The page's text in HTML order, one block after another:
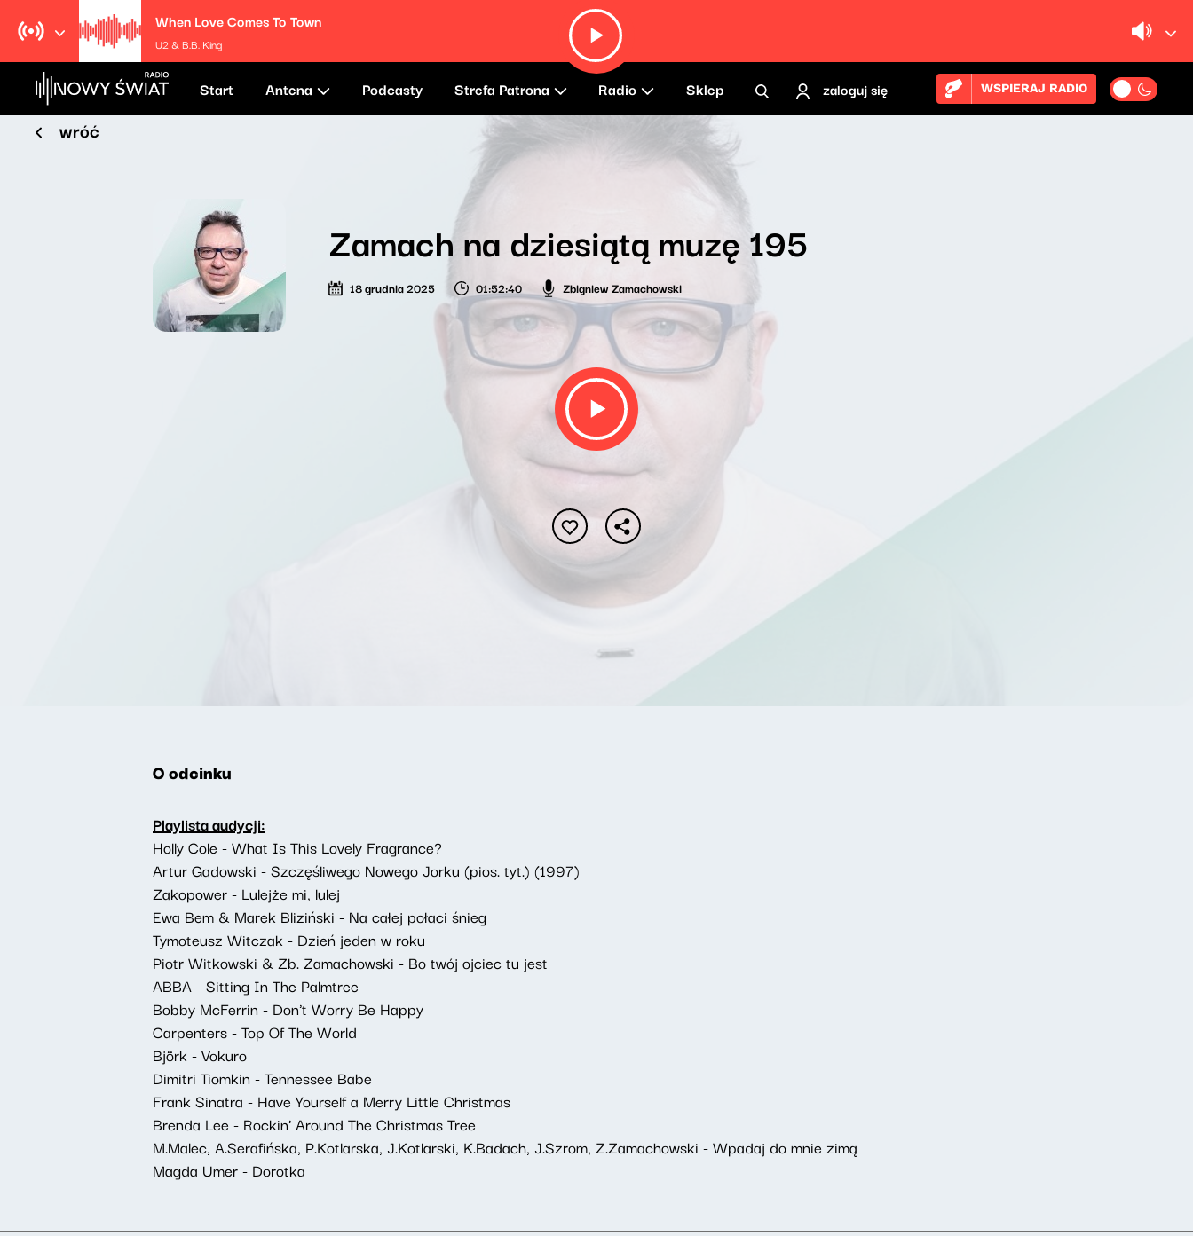
When Love Comes To Town
U2 & B.B. King
Start Antena Podcasty Strefa Patrona Radio Sklep zaloguj się WSPIERAJ RADIO
wróć
Zamach na dziesiątą muzę 195
18 grudnia 2025 01:52:40 Zbigniew Zamachowski
O odcinku
Playlista audycji:
Holly Cole - What Is This Lovely Fragrance?
Artur Gadowski - Szczęśliwego Nowego Jorku (pios. tyt.) (1997)
Zakopower - Lulejże mi, lulej
Ewa Bem & Marek Bliziński - Na całej połaci śnieg
Tymoteusz Witczak - Dzień jeden w roku
Piotr Witkowski & Zb. Zamachowski - Bo twój ojciec tu jest
ABBA - Sitting In The Palmtree
Bobby McFerrin - Don't Worry Be Happy
Carpenters - Top Of The World
Björk - Vokuro
Dimitri Tiomkin - Tennessee Babe
Frank Sinatra - Have Yourself a Merry Little Christmas
Brenda Lee - Rockin' Around The Christmas Tree
M.Malec, A.Serafińska, P.Kotlarska, J.Kotlarski, K.Badach, J.Szrom, Z.Zamachowski - Wpadaj do mnie zimą
Magda Umer - Dorotka